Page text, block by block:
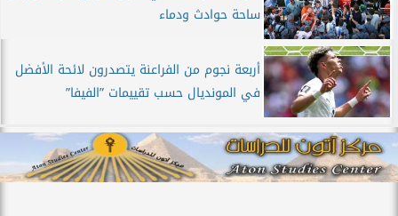
ساحة حوادث ودماء
أربعة نجوم من الفراعنة يتصدرون لائحة الأفضل
في المونديال حسب تقييمات ”الفيفا”